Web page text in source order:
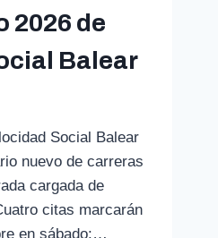
2026 de
Balear
Social Balear
nuevo de carreras
cargada de
citas marcarán
en sábado:…